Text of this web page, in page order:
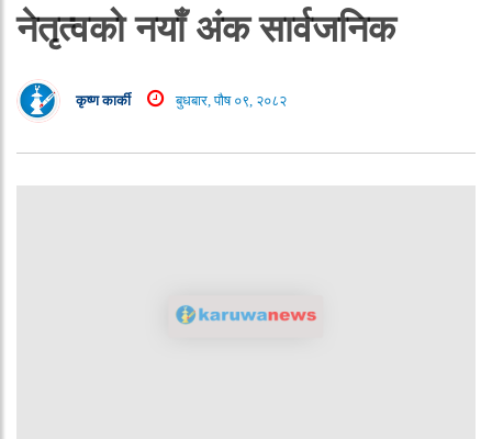
नेतृत्वको नयाँ अंक सार्वजनिक
कृष्ण कार्की बुधबार, पौष ०९, २०८२